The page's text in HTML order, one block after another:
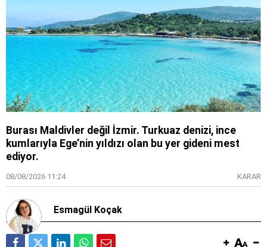
Burası Maldivler değil İzmir. Turkuaz denizi, ince
kumlarıyla Ege’nin yıldızı olan bu yer gideni mest
ediyor.
08/08/2026 11:24 KARAR
Esmagül Koçak